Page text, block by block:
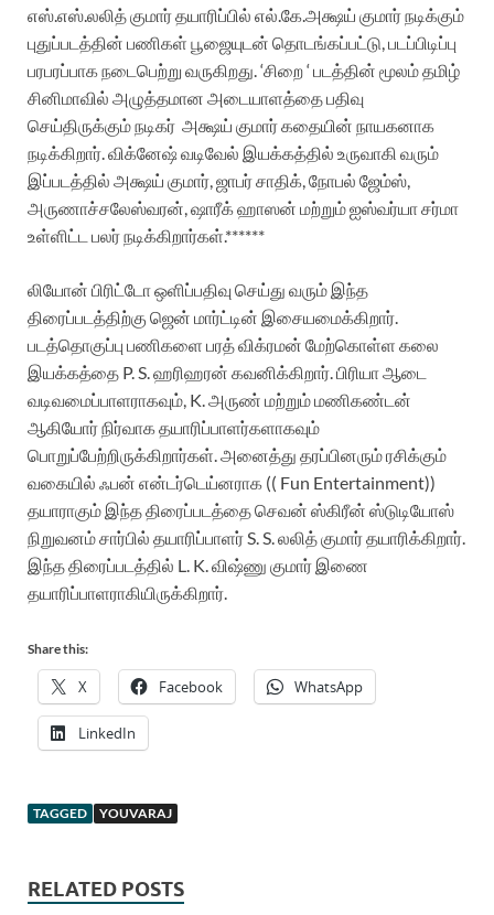
எஸ்.எஸ்.லலித் குமார் தயாரிப்பில் எல்.கே.அக்ஷய் குமார் நடிக்கும்
புதுப்படத்தின் பணிகள் பூஜையுடன் தொடங்கப்பட்டு, படப்பிடிப்பு
பரபரப்பாக நடைபெற்று வருகிறது. ‘சிறை ‘ படத்தின் மூலம் தமிழ்
சினிமாவில் அழுத்தமான அடையாளத்தை பதிவு
செய்திருக்கும் நடிகர் அக்ஷய் குமார் கதையின் நாயகனாக
நடிக்கிறார்.விக்னேஷ் வடிவேல் இயக்கத்தில் உருவாகி வரும்
இப்படத்தில் அக்ஷய் குமார், ஜாபர் சாதிக், நோபல் ஜேம்ஸ்,
அருணாச்சலேஸ்வரன், ஷாரீக் ஹாஸன் மற்றும் ஐஸ்வர்யா சர்மா
உள்ளிட்ட பலர் நடிக்கிறார்கள்.******
லியோன் பிரிட்டோ ஒளிப்பதிவு செய்து வரும் இந்த
திரைப்படத்திற்கு ஜென் மார்ட்டின் இசையமைக்கிறார்.
படத்தொகுப்பு பணிகளை பரத் விக்ரமன் மேற்கொள்ள கலை
இயக்கத்தை P. S. ஹரிஹரன் கவனிக்கிறார். பிரியா ஆடை
வடிவமைப்பாளராகவும், K. அருண் மற்றும் மணிகண்டன்
ஆகியோர் நிர்வாக தயாரிப்பாளர்களாகவும்
பொறுப்பேற்றிருக்கிறார்கள். அனைத்து தரப்பினரும் ரசிக்கும்
வகையில் ஃபன் என்டர்டெய்னராக (( Fun Entertainment))
தயாராகும் இந்த திரைப்படத்தை செவன் ஸ்கிரீன் ஸ்டுடியோஸ்
நிறுவனம் சார்பில் தயாரிப்பாளர் S. S. லலித் குமார் தயாரிக்கிறார்.
இந்த திரைப்படத்தில் L. K. விஷ்ணு குமார் இணை
தயாரிப்பாளராகியிருக்கிறார்.
Share this:
X Facebook WhatsApp
LinkedIn
TAGGED YOUVARAJ
RELATED POSTS